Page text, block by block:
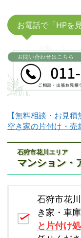
お電話で「HPを
【無料相談・お見
空き家の片付け・売
石狩市花川エリア
マンション・
石狩市花
き家・車
と片付け